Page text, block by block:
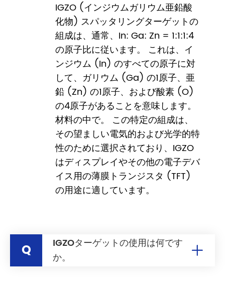
IGZO (インジウムガリウム亜鉛酸
化物) スパッタリングターゲットの
組成は、通常、In: Ga: Zn = 1:1:1:4
の原子比に従います。 これは、イ
ンジウム (In) のすべての原子に対
して、ガリウム (Ga) の1原子、亜
鉛 (Zn) の1原子、および酸素 (O)
の4原子があることを意味します。
材料の中で。 この特定の組成は、
その望ましい電気的および光学的特
性のために選択されており、IGZO
はディスプレイやその他の電子デバ
イス用の薄膜トランジスタ (TFT)
の用途に適しています。
Q
IGZOターゲットの使用は何です
か。